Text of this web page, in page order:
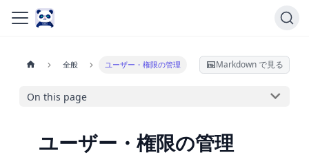
全般 ユーザー・権限の管理 Markdown で見る
On this page
ユーザー・権限の管理